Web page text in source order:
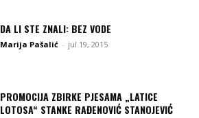
DA LI STE ZNALI: BEZ VODE
Marija Pašalić - jul 19, 2015
PROMOCIJA ZBIRKE PJESAMA „LATICE
LOTOSA“ STANKE RAĐENOVIĆ STANOJEVIĆ